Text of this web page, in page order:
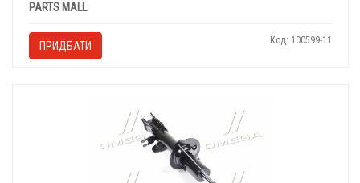
PARTS MALL
ПРИДБАТИ Код: 100599-11